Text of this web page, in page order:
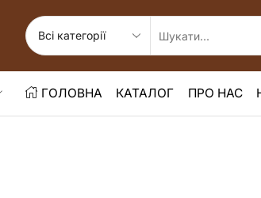
ГОЛОВНА КАТАЛОГ ПРО НАС